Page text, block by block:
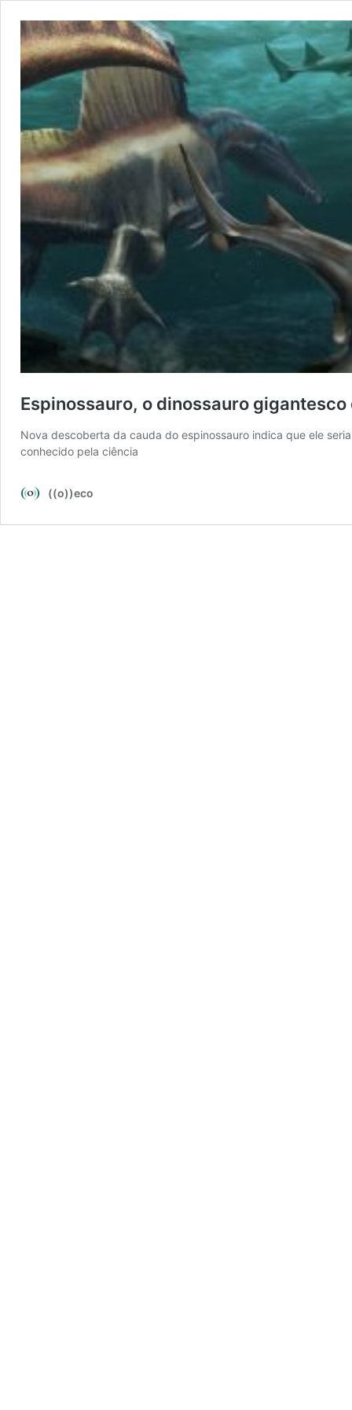
Espinossauro, o dinossauro
Nova descoberta da cauda do espinossauro indica que ele
conhecido pela ciência
((o))eco